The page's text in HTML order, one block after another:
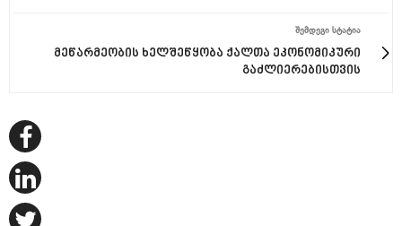
ᲨᲔᲛᲓᲔᲒᲘ ᲡᲢᲐᲢᲘᲐ
მეწარმეობის ხელშეწყობა ქალთა ეკონომიკური
გაძლიერებისთვის